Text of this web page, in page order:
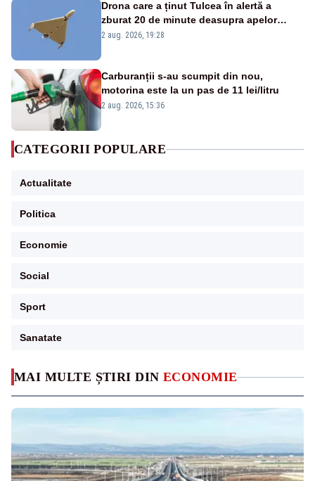
MAI MULTE ȘTIRI DIN ECONOMIE
Drona care a ținut Tulcea în alertă a
zburat 20 de minute deasupra apelor
României. Au fost ridicate două F-16
2 aug. 2026, 19:28
Carburanții s-au scumpit din nou,
motorina este la un pas de 11 lei/litru
2 aug. 2026, 15:36
CATEGORII POPULARE
Actualitate
Politica
Economie
Social
Sport
Sanatate